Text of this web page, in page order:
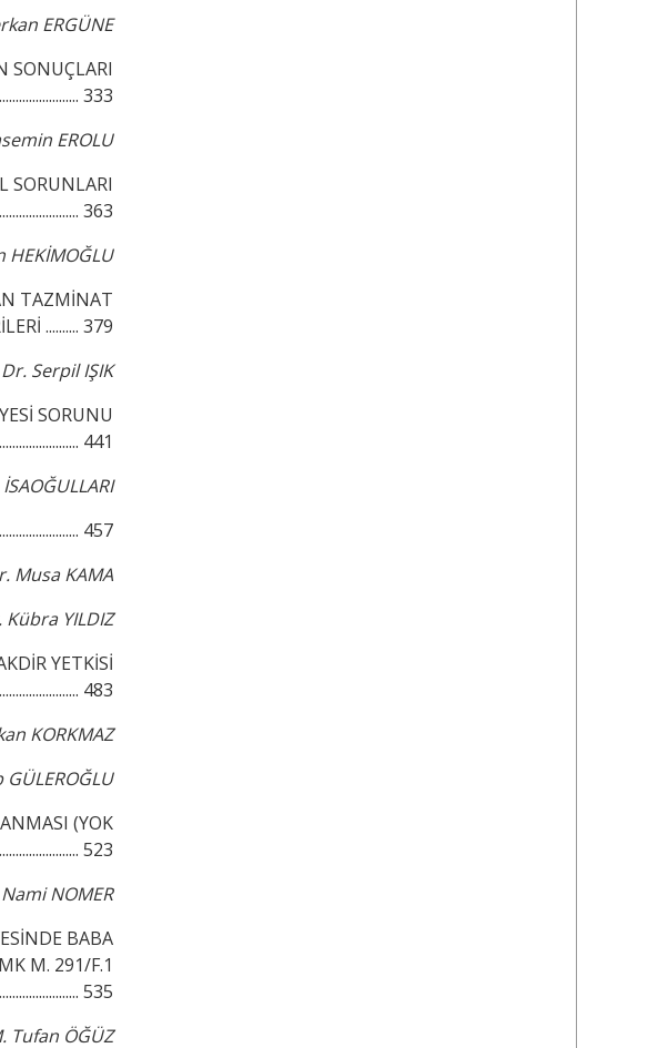
ERGÜNE
SONUÇLARI
333
EROLU
SORUNLARI
363
TAZMİNAT
.......... 379
Dr. Serpil IŞIK
SORUNU
441
457
Musa KAMA
YILDIZ
YETKİSİ
483
KORKMAZ
(YOK
523
NOMER
BABA
M. 291/F.1
535
Tufan ÖĞÜZ